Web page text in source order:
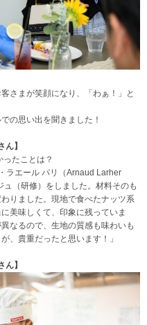
さまが笑顔になり、「わぁ！」と
の思い出を聞きました！
】
たことは？
ラエール パリ（Arnaud Larher
（研修）をしました。材料そのも
りました。現地で食べたナッツ系
美味しくて、印象に残っていま
なるので、生地の質感も味わいも
、貴重だったと思います！」
】